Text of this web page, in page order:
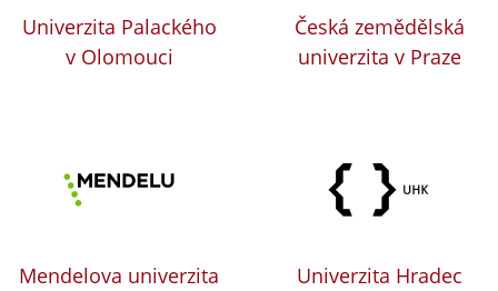
Univerzita Palackého
v Olomouci
Česká zemědělská
univerzita v Praze
Mendelova univerzita
Univerzita Hradec